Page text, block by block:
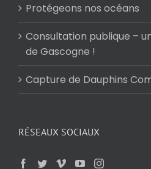
Protégeons nos océans
Consultation publique –
de Gascogne !
Capture de Dauphins
RÉSEAUX SOCIAUX